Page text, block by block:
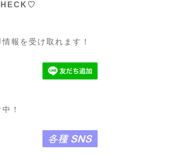
報を受け取れます！
！